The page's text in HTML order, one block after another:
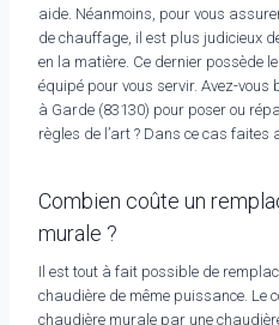
aide. Néanmoins, pour vous
de chauffage, il est plus judicieux
en la matière. Ce dernier possède
équipé pour vous servir. Avez-
à Garde (83130) pour poser ou
règles de l’art ? Dans ce cas faites
Combien coûte un
murale ?
Il est tout à fait possible de
chaudière de même puissance. Le
chaudière murale par une